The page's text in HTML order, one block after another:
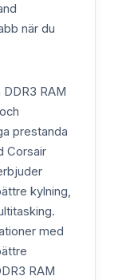
när du
RAM
prestanda
Corsair
kylning,
med
RAM